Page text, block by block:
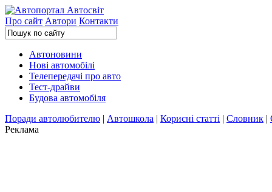
Про сайт Автори Контакти
Автоновини
Нові автомобілі
Телепередачі про авто
Тест-драйви
Будова автомобіля
Поради автолюбителю | Автошкола | Корисні статті | Словник |
Реклама